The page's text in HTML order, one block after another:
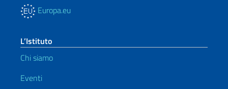
Europa.eu
L’Istituto
Chi siamo
Eventi